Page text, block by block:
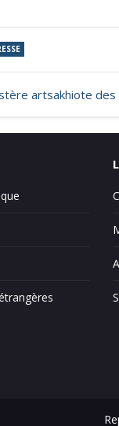
à l’occasion du 31ème anniversaire du massacre